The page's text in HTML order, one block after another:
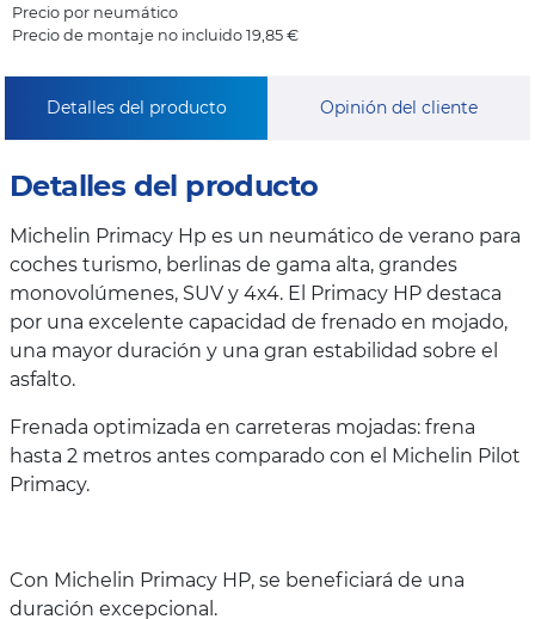
Precio por neumático
Precio de montaje no incluido 19,85 €
Detalles del producto Opinión del cliente
Detalles del producto
Michelin Primacy Hp es un neumático de verano para
coches turismo, berlinas de gama alta, grandes
monovolúmenes, SUV y 4x4. El Primacy HP destaca
por una excelente capacidad de frenado en mojado,
una mayor duración y una gran estabilidad sobre el
asfalto.
Frenada optimizada en carreteras mojadas: frena
hasta 2 metros antes comparado con el Michelin Pilot
Primacy.
Con Michelin Primacy HP, se beneficiará de una
duración excepcional.